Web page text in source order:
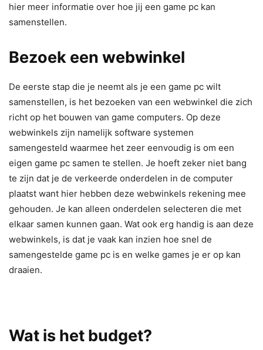
hier meer informatie over hoe jij een game pc kan
samenstellen.
Bezoek een webwinkel
De eerste stap die je neemt als je een game pc wilt
samenstellen, is het bezoeken van een webwinkel die zich
richt op het bouwen van game computers. Op deze
webwinkels zijn namelijk software systemen
samengesteld waarmee het zeer eenvoudig is om een
eigen game pc samen te stellen. Je hoeft zeker niet bang
te zijn dat je de verkeerde onderdelen in de computer
plaatst want hier hebben deze webwinkels rekening mee
gehouden. Je kan alleen onderdelen selecteren die met
elkaar samen kunnen gaan. Wat ook erg handig is aan deze
webwinkels, is dat je vaak kan inzien hoe snel de
samengestelde game pc is en welke games je er op kan
draaien.
Wat is het budget?